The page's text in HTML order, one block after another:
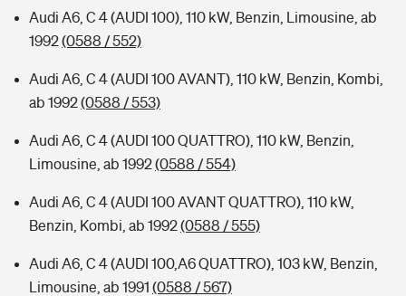
Audi A6, C 4 (AUDI 100), 110 kW, Benzin, Limousine, ab
1992(0588 / 552)
Audi A6, C 4 (AUDI 100 AVANT), 110 kW, Benzin, Kombi,
ab 1992(0588 / 553)
Audi A6, C 4 (AUDI 100 QUATTRO), 110 kW, Benzin,
Limousine, ab 1992(0588 / 554)
Audi A6, C 4 (AUDI 100 AVANT QUATTRO), 110 kW,
Benzin, Kombi, ab 1992(0588 / 555)
Audi A6, C 4 (AUDI 100,A6 QUATTRO), 103 kW, Benzin,
Limousine, ab 1991 (0588 / 567)